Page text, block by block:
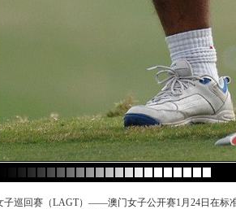
巡回赛（LAGT）——澳门女子公开赛1月24日在标